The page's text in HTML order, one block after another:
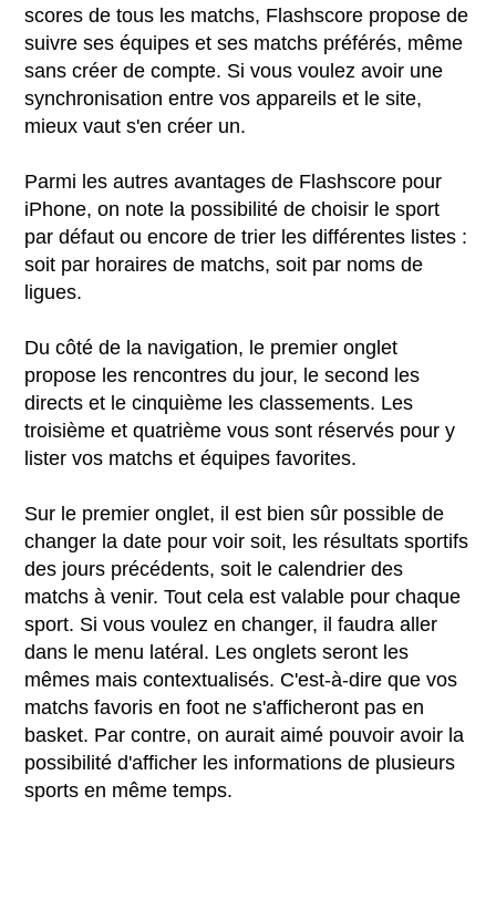
scores de tous les matchs, Flashscore propose de
suivre ses équipes et ses matchs préférés, même
sans créer de compte. Si vous voulez avoir une
synchronisation entre vos appareils et le site,
mieux vaut s'en créer un.
Parmi les autres avantages de Flashscore pour
iPhone, on note la possibilité de choisir le sport
par défaut ou encore de trier les différentes listes :
soit par horaires de matchs, soit par noms de
ligues.
Du côté de la navigation, le premier onglet
propose les rencontres du jour, le second les
directs et le cinquième les classements. Les
troisième et quatrième vous sont réservés pour y
lister vos matchs et équipes favorites.
Sur le premier onglet, il est bien sûr possible de
changer la date pour voir soit, les résultats sportifs
des jours précédents, soit le calendrier des
matchs à venir. Tout cela est valable pour chaque
sport. Si vous voulez en changer, il faudra aller
dans le menu latéral. Les onglets seront les
mêmes mais contextualisés. C'est-à-dire que vos
matchs favoris en foot ne s'afficheront pas en
basket. Par contre, on aurait aimé pouvoir avoir la
possibilité d'afficher les informations de plusieurs
sports en même temps.